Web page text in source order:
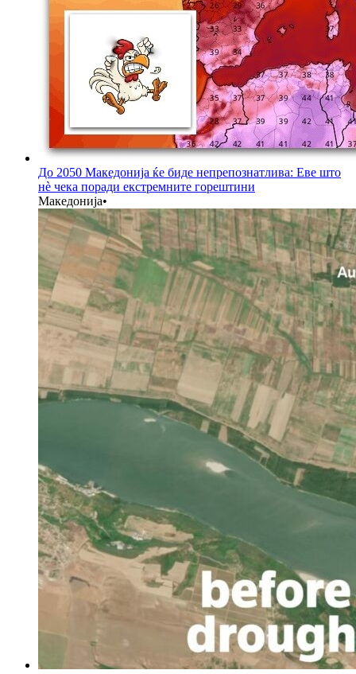
До 2050 Македонија ќе биде непрепознатлива: Еве што
нè чека поради екстремните горештини
Македонија•